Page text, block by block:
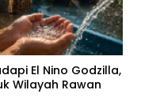
El Nino Godzilla,
Wilayah Rawan